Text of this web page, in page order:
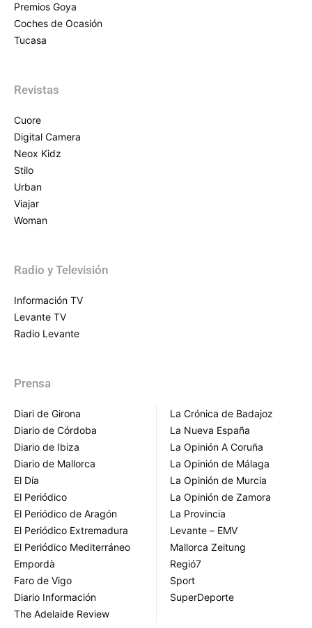
Premios Goya
Coches de Ocasión
Tucasa
Revistas
Cuore
Digital Camera
Neox Kidz
Stilo
Urban
Viajar
Woman
Radio y Televisión
Información TV
Levante TV
Radio Levante
Prensa
Diari de Girona
Diario de Córdoba
Diario de Ibiza
Diario de Mallorca
El Día
El Periódico
El Periódico de Aragón
El Periódico Extremadura
El Periódico Mediterráneo
Empordà
Faro de Vigo
Diario Información
The Adelaide Review
La Crónica de Badajoz
La Nueva España
La Opinión A Coruña
La Opinión de Málaga
La Opinión de Murcia
La Opinión de Zamora
La Provincia
Levante – EMV
Mallorca Zeitung
Regió7
Sport
SuperDeporte